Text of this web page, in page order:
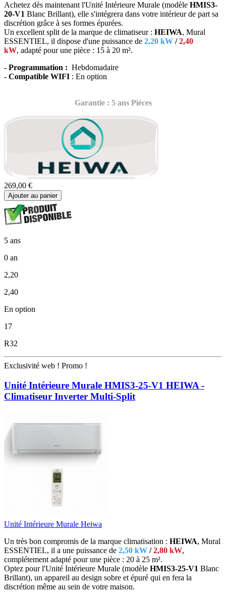
Achetez dès maintenant l'Unité Intérieure Murale (modèle HMIS3-
20-V1 Blanc Brillant), elle s'intégrera dans votre intérieur de part sa
discrétion grâce à ses formes épurées.
Un excellent split de la marque de climatiseur : HEIWA, Mural
ESSENTIEL, il dispose d'une puissance de 2,20 kW /2,40
kW, adapté pour une pièce : 15 à 20 m².
- Programmation : Hebdomadaire
- Compatible WIFI : En option
Garantie : 5 ans Pièces
269,00 €
Ajouter au panier
5 ans
0 an
2,20
2,40
En option
17
R32
Exclusivité web ! Promo !
Unité Intérieure Murale HMIS3-25-V1 HEIWA -
Climatiseur Inverter Multi-Split
Unité Intérieure Murale Heiwa
Un très bon compromis de la marque climatisation : HEIWA, Mural
ESSENTIEL, il a une puissance de 2,50 kW /2,80 kW,
complétement adapté pour une pièce : 20 à 25 m².
Optez pour l'Unité Intérieure Murale (modèle HMIS3-25-V1 Blanc
Brillant), un appareil au design sobre et épuré qui en fera la
discrétion même au sein de votre maison.